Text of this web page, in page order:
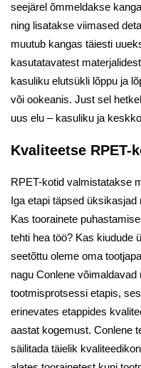
seejärel õmmeldakse
ning lisatakse viimased
muutub kangas täiesti
kasutatavatest
kasuliku elutsükli lõppu ja
või ookeanis. Just sel
uus elu – kasuliku ja
Kvaliteetse RPET-
RPET-kotid valmistatakse
Iga etapi täpsed
Kas toorainete
tehti hea töö? Kas kiudude
seetõttu oleme oma
nagu Conlene
tootmisprotsessi etapis,
erinevates etappides
aastat kogemust. Conlene
säilitada täielik